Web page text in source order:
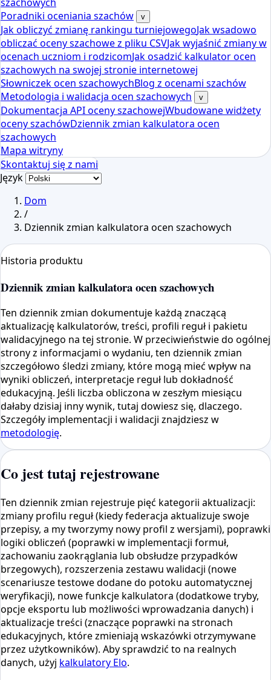
Poradniki oceniania szachów
v
Jak obliczyć zmianę rankingu turniejowegoJak wsadowo
obliczać oceny szachowe z pliku CSVJak wyjaśnić zmiany w
ocenach uczniom i rodzicomJak osadzić kalkulator ocen
szachowych na swojej stronie internetowej
Słowniczek ocen szachowychBlog z ocenami szachów
Metodologia i walidacja ocen szachowych
v
Dokumentacja API oceny szachowejWbudowane widżety
oceny szachówDziennik zmian kalkulatora ocen
szachowych
Mapa witryny
Skontaktuj się z nami
Język
Dom
/
Dziennik zmian kalkulatora ocen szachowych
Historia produktu
Dziennik zmian kalkulatora ocen szachowych
Ten dziennik zmian dokumentuje każdą znaczącą
aktualizację kalkulatorów, treści, profili reguł i pakietu
walidacyjnego na tej stronie. W przeciwieństwie do ogólnej
strony z informacjami o wydaniu, ten dziennik zmian
szczegółowo śledzi zmiany, które mogą mieć wpływ na
wyniki obliczeń, interpretacje reguł lub dokładność
edukacyjną. Jeśli liczba obliczona w zeszłym miesiącu
dałaby dzisiaj inny wynik, tutaj dowiesz się, dlaczego.
Szczegóły implementacji i walidacji znajdziesz w
metodologię.
Co jest tutaj rejestrowane
Ten dziennik zmian rejestruje pięć kategorii aktualizacji:
zmiany profilu reguł (kiedy federacja aktualizuje swoje
przepisy, a my tworzymy nowy profil z wersjami), poprawki
logiki obliczeń (poprawki w implementacji formuł,
zachowaniu zaokrąglania lub obsłudze przypadków
brzegowych), rozszerzenia zestawu walidacji (nowe
scenariusze testowe dodane do potoku automatycznej
weryfikacji), nowe funkcje kalkulatora (dodatkowe tryby,
opcje eksportu lub możliwości wprowadzania danych) i
aktualizacje treści (znaczące poprawki na stronach
edukacyjnych, które zmieniają wskazówki otrzymywane
przez użytkowników). Aby sprawdzić to na realnych
danych, użyj kalkulatory Elo.